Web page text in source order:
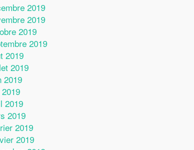
2019
2019
2019
2019
2019
2019
2019
2019
2019
2019
2019